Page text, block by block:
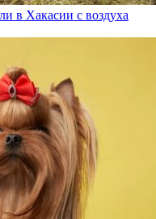
в Хакасии с воздуха